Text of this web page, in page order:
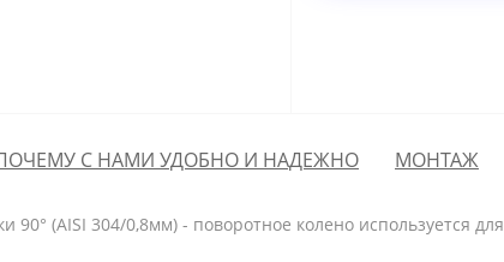
С НАМИ УДОБНО И НАДЕЖНО МОНТАЖ
90° (AISI 304/0,8мм) - поворотное колено используется